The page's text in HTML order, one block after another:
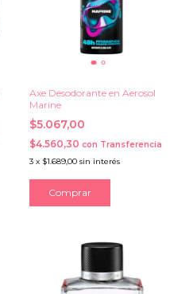
Axe Desodorante en Aerosol
Marine
$5.067,00
$4.560,30 con Transferencia
3 x $1.689,00 sin interés
Comprar